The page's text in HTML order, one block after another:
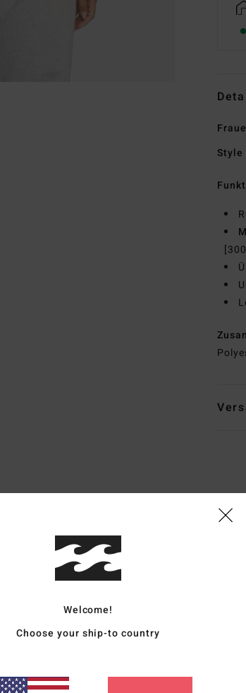
Style
5.0/5
5 verifizierten Bewertungen
Welcome!
Choose your ship-to country